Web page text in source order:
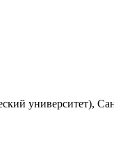
университет),